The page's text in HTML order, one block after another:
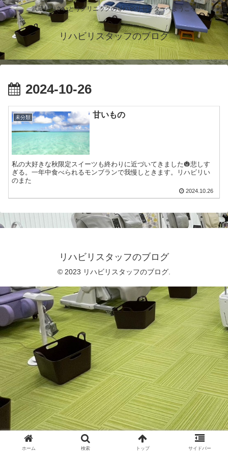
武蔵村山さいとうクリニックのリハビリセンターへようこそ
リハビリスタッフのブログ
2024-10-26
未分類 甘いもの
私の大好きな秋限定スイーツも終わりに近づいてきました🎃悲しす
ぎる。一年中食べられるモンブランで我慢しときます。リハビリい
のまた
2024.10.26
リハビリスタッフのブログ
© 2023 リハビリスタッフのブログ.
ホーム 検索 トップ サイドバー